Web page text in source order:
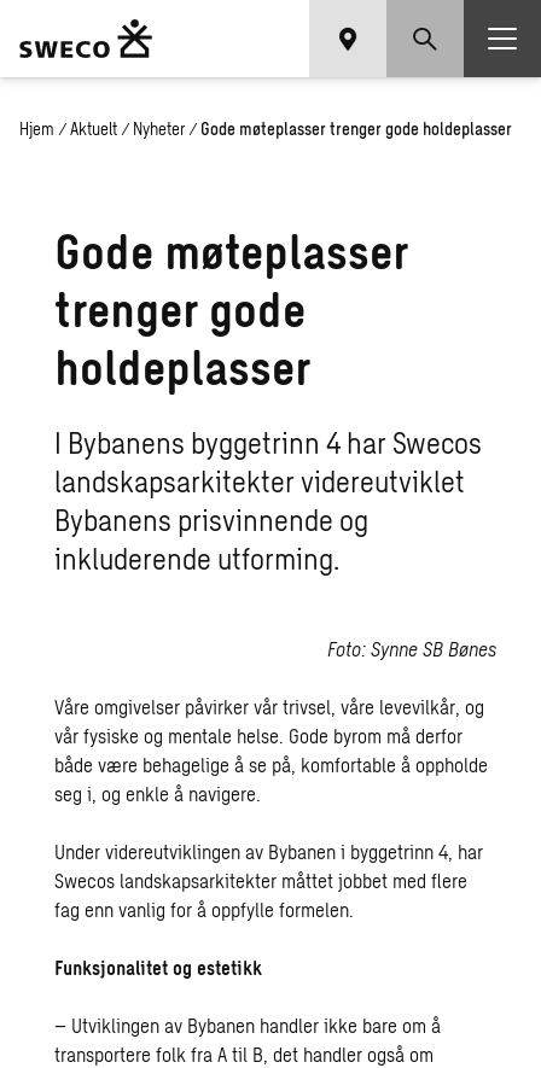
Hjem / Aktuelt / Nyheter / Gode møteplasser trenger gode holdeplasser
Gode møteplasser
trenger gode
holdeplasser
I Bybanens byggetrinn 4 har Swecos
landskapsarkitekter videreutviklet
Bybanens prisvinnende og
inkluderende utforming.
Foto: Synne SB Bønes
Våre omgivelser påvirker vår trivsel, våre levevilkår, og
vår fysiske og mentale helse. Gode byrom må derfor
både være behagelige å se på, komfortable å oppholde
seg i, ogenkle å navigere.
Under videreutviklingen av Bybanen i byggetrinn 4, har
Swecos landskapsarkitekter måttet jobbet med flere
fag enn vanlig for å oppfylle formelen.
Funksjonalitet og estetikk
– Utviklingen av Bybanen handler ikke bare omå
transportere folk fra A til B, det handler også om